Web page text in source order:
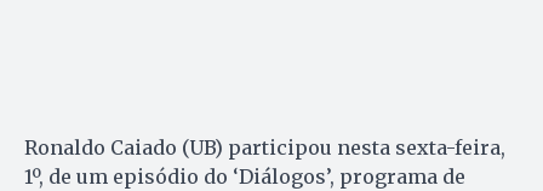
Ronaldo Caiado (UB) participou nesta sexta-feira,
1º, de um episódio do ‘Diálogos’, programa de